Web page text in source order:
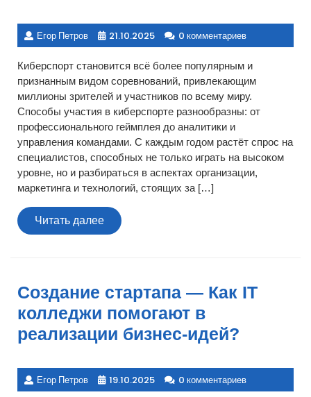
Егор Петров 21.10.2025 0 комментариев
Киберспорт становится всё более популярным и
признанным видом соревнований, привлекающим
миллионы зрителей и участников по всему миру.
Способы участия в киберспорте разнообразны: от
профессионального геймплея до аналитики и
управления командами. С каждым годом растёт спрос на
специалистов, способных не только играть на высоком
уровне, но и разбираться в аспектах организации,
маркетинга и технологий, стоящих за […]
Читать далееЧитать
далее
Создание стартапа — Как IT
колледжи помогают в
реализации бизнес-идей?
Егор Петров 19.10.2025 0 комментариев